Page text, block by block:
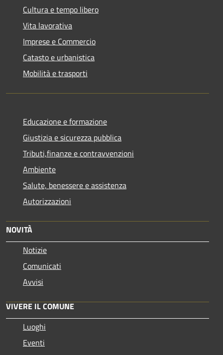
Cultura e tempo libero
Vita lavorativa
Imprese e Commercio
Catasto e urbanistica
Mobilità e trasporti
Educazione e formazione
Giustizia e sicurezza pubblica
Tributi,finanze e contravvenzioni
Ambiente
Salute, benessere e assistenza
Autorizzazioni
NOVITÀ
Notizie
Comunicati
Avvisi
VIVERE IL COMUNE
Luoghi
Eventi